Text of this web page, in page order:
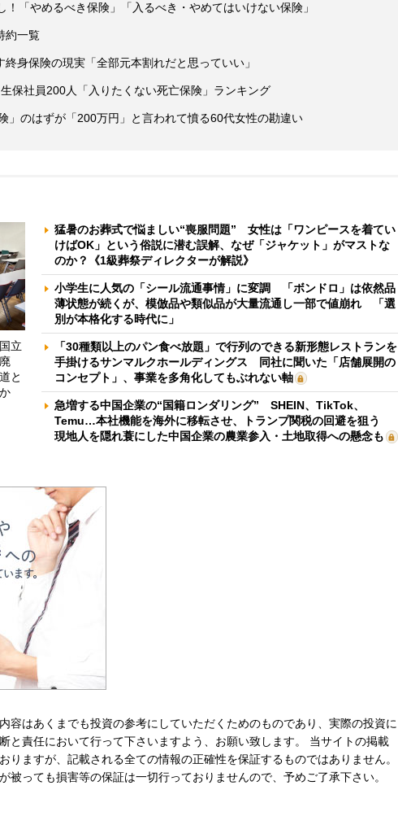
！「やめるべき保険」「入るべき・やめてはいけない保険」
約一覧
身保険の現実「全部元本割れだと思っていい」
保社員200人「入りたくない死亡保険」ランキング
」のはずが「200万円」と言われて憤る60代女性の勘違い
立
と
猛暑のお葬式で悩ましい“喪服問題” 女性は「ワンピースを着てい
けばOK」という俗説に潜む誤解、なぜ「ジャケット」がマストな
のか？《1級葬祭ディレクターが解説》
小学生に人気の「シール流通事情」に変調 「ボンドロ」は依然品
薄状態が続くが、模倣品や類似品が大量流通し一部で値崩れ 「選
別が本格化する時代に」
「30種類以上のパン食べ放題」で行列のできる新形態レストランを
手掛けるサンマルクホールディングス 同社に聞いた「店舗展開の
コンセプト」、事業を多角化してもぶれない軸
急増する中国企業の“国籍ロンダリング” SHEIN、TikTok、
Temu…本社機能を海外に移転させ、トランプ関税の回避を狙う
現地人を隠れ蓑にした中国企業の農業参入・土地取得への懸念も
容はあくまでも投資の参考にしていただくためのものであり、実際の投資に
と責任において行って下さいますよう、お願い致します。 当サイトの掲載
りますが、記載される全ての情報の正確性を保証するものではありません。
被っても損害等の保証は一切行っておりませんので、予めご了承下さい。